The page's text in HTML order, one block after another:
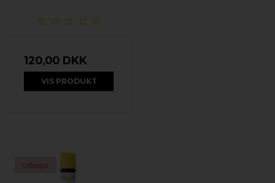
120,00 DKK
VIS PRODUKT
Udsolgt